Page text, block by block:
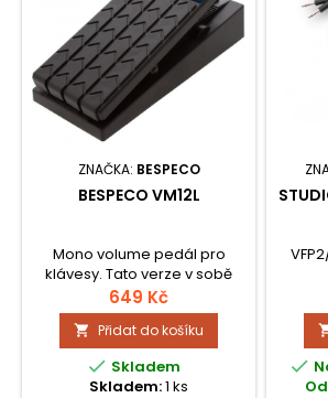
ZNAČKA: BESPECO
BESPECO VM12L
Mono volume pedál pro
klávesy. Tato verze v sobě
neobsahuje kabel. Je
vybavena mono jack
vstupem a výstupní zdířkou
pro jack kabel k zesilovači.
649 Kč
 Přidat do košíku
 Skladem
Skladem:1 ks
